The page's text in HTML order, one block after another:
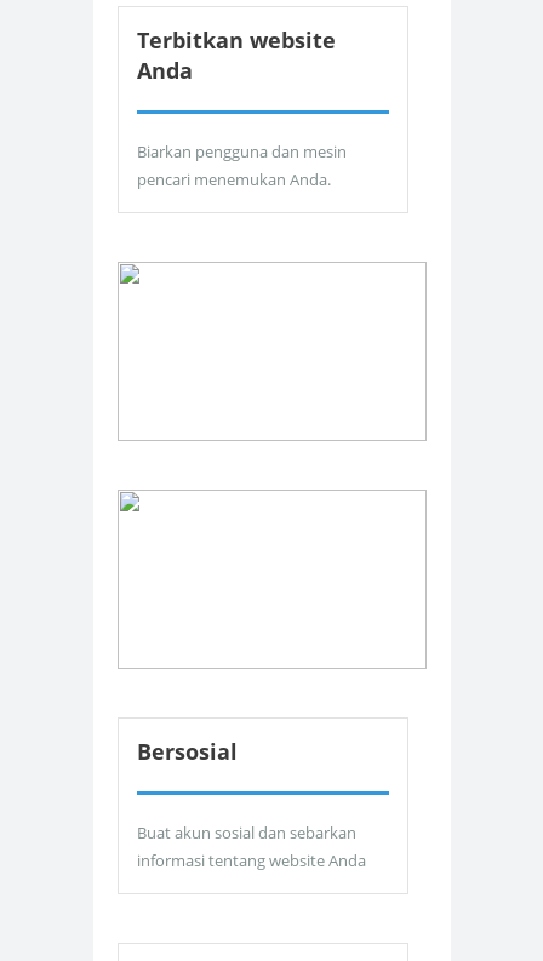
Terbitkan website
Anda
Biarkan pengguna dan mesin
pencari menemukan Anda.
Bersosial
Buat akun sosial dan sebarkan
informasi tentang website Anda